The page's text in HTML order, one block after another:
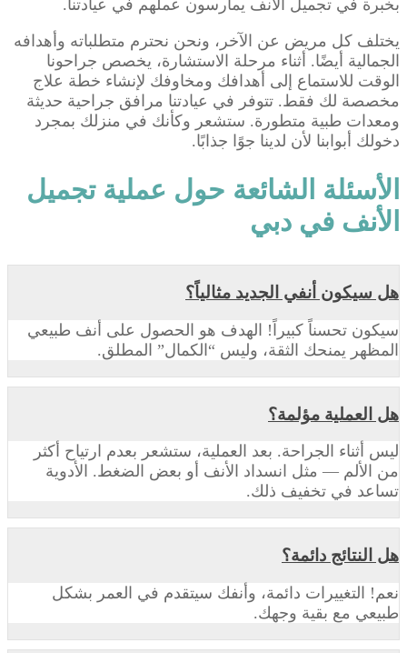
بخبرة في تجميل الأنف يمارسون عملهم في عيادتنا.
يختلف كل مريض عن الآخر، ونحن نحترم متطلباته وأهدافه
الجمالية أيضًا. أثناء مرحلة الاستشارة، يخصص جراحونا
الوقت للاستماع إلى أهدافك ومخاوفك لإنشاء خطة علاج
مخصصة لك فقط. تتوفر في عيادتنا مرافق جراحية حديثة
ومعدات طبية متطورة. ستشعر وكأنك في منزلك بمجرد
دخولك أبوابنا لأن لدينا جوًا جذابًا.
الأسئلة الشائعة حول عملية تجميل
الأنف في دبي
هل سيكون أنفي الجديد مثالياً؟
سيكون تحسناً كبيراً! الهدف هو الحصول على أنف طبيعي
المظهر يمنحك الثقة، وليس “الكمال” المطلق.
هل العملية مؤلمة؟
ليس أثناء الجراحة. بعد العملية، ستشعر بعدم ارتياح أكثر
من الألم — مثل انسداد الأنف أو بعض الضغط. الأدوية
تساعد في تخفيف ذلك.
هل النتائج دائمة؟
نعم! التغييرات دائمة، وأنفك سيتقدم في العمر بشكل
طبيعي مع بقية وجهك.